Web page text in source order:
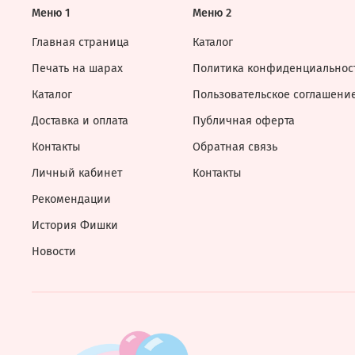
Меню 1
Главная страница
Печать на шарах
Каталог
Доставка и оплата
Контакты
Личный кабинет
Рекомендации
История Фишки
Новости
Меню 2
Каталог
Политика
Пользовательское
Публичная оферта
Обратная связь
Контакты